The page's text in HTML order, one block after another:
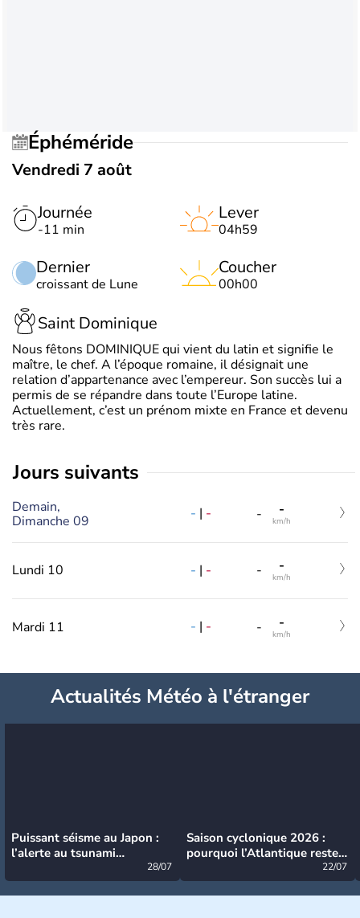
Éphéméride
Vendredi 7 août
Journée
-11 min
Dernier
croissant de Lune
Lever
04h59
Coucher
00h00
Saint Dominique
Nous fêtons DOMINIQUE qui vient du latin et signifie le
maître, le chef. A l’époque romaine, il désignait une
relation d’appartenance avec l’empereur. Son succès lui a
permis de se répandre dans toute l’Europe latine.
Actuellement, c’est un prénom mixte en France et devenu
très rare.
jours suivants
Demain,
Dimanche 09
- | - - -
km/h
Lundi 10 - | - - -
km/h
Mardi 11 - | - - -
km/h
Actualités Météo à l'étranger
Puissant séisme au Japon :
l’alerte au tsunami
28/07
Saison cyclonique 2026 :
pourquoi l’Atlantique reste
22/07